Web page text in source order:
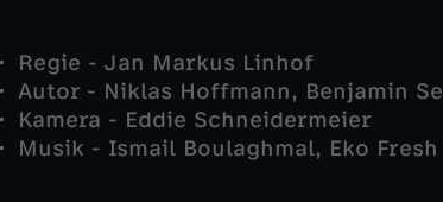
Regie - Jan Markus Linhof
Autor - Niklas Hoffmann, Benjamin
Kamera - Eddie Schneidermeier
Musik - Ismail Boulaghmal, Eko Fresh